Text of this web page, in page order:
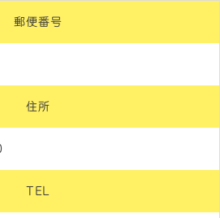
郵便番号
住所
TEL